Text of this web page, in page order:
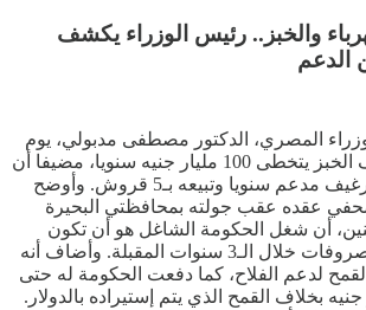
والخبز.. رئيس الوزراء يكشف
الدعم
المصري، الدكتور مصطفى مدبولي، يوم
الإثنين، أن دعم رغيف الخبز يتخطى 100 مليار جنيه سنويا، مضيفا أن
مصر تنتج 100 مليار رغيف مدعم سنويا وتبيعه بـ5 قروش. وأوضح
عقده عقب جولته بمحافظتي البحيرة
أن شغل الحكومة الشاغل هو أن تكون
الموارد على قدر المصروفات خلال الـ3 سنوات المقبلة. وأضاف أنه
لدعم الفلاح، كما دفعت الحكومة له حتى
40 مليار جنيه بخلاف القمح الذي يتم إستيراده بالدولار.